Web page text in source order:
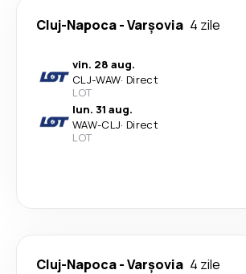
Cluj-Napoca-Varşovia 4 zile
vin. 28 aug.
CLJ-WAW· Direct
LOT
lun. 31 aug.
WAW-CLJ· Direct
LOT
Cluj-Napoca-Varşovia 4 zile